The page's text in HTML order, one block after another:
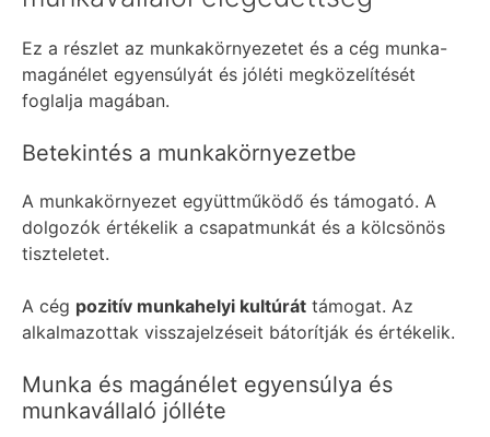
Ez a részlet az munkakörnyezetet és a cég munka-
magánélet egyensúlyát és jóléti megközelítését
foglalja magában.
Betekintés a munkakörnyezetbe
A munkakörnyezet együttműködő és támogató. A
dolgozók értékelik a csapatmunkát és a kölcsönös
tiszteletet.
A cég pozitív munkahelyi kultúrát támogat. Az
alkalmazottak visszajelzéseit bátorítják és értékelik.
Munka és magánélet egyensúlya és
munkavállaló jólléte